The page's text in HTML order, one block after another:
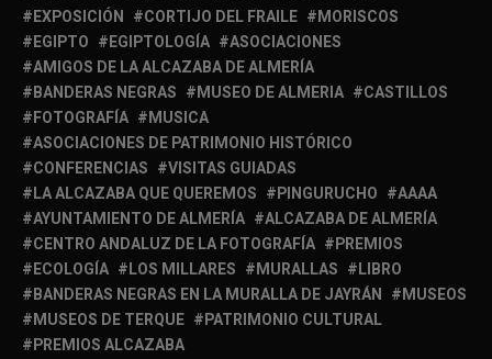
EXPOSICIÓN
CORTIJO DEL FRAILE
MORISCOS
EGIPTO
EGIPTOLOGÍA
ASOCIACIONES
AMIGOS DE LA ALCAZABA DE ALMERÍA
BANDERAS NEGRAS
MUSEO DE ALMERIA
CASTILLOS
FOTOGRAFÍA
MUSICA
ASOCIACIONES DE PATRIMONIO HISTÓRICO
CONFERENCIAS
VISITAS GUIADAS
LA ALCAZABA QUE QUEREMOS
PINGURUCHO
AAAA
AYUNTAMIENTO DE ALMERÍA
ALCAZABA DE ALMERÍA
CENTRO ANDALUZ DE LA FOTOGRAFÍA
PREMIOS
ECOLOGÍA
LOS MILLARES MURALLAS
LIBRO
BANDERAS NEGRAS EN LA MURALLA DE JAYRÁN
MUSEOS
MUSEOS DE TERQUE
PATRIMONIO CULTURAL
PREMIOS ALCAZABA